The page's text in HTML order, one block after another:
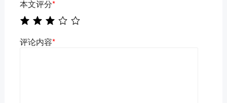
本文评分*
评论内容*